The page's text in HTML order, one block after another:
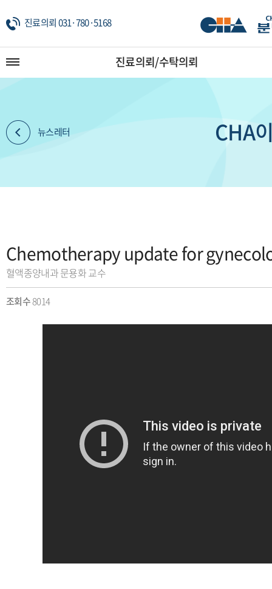
진료의뢰 031·780·5168
진료의뢰/수탁의뢰
뉴스레터 CHA
Chemotherapy update for
혈액종양내과 문용화 교수
조회수8014